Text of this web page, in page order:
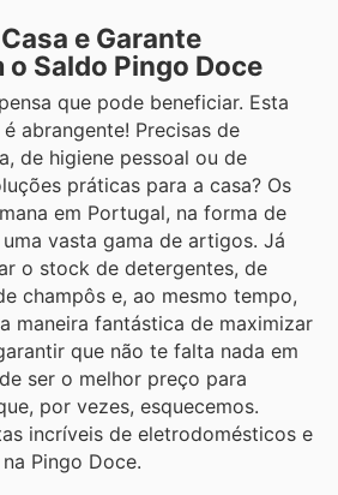
e Garante
Saldo Pingo Doce
que pode beneficiar. Esta
abrangente! Precisas de
de higiene pessoal ou de
práticas para a casa? Os
em Portugal, na forma de
vasta gama de artigos. Já
o stock de detergentes, de
champôs e, ao mesmo tempo,
maneira fantástica de maximizar
que não te falta nada em
ser o melhor preço para
por vezes, esquecemos.
incríveis de eletrodomésticos e
Pingo Doce.